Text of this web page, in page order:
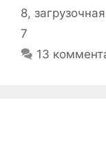
8,
7
13